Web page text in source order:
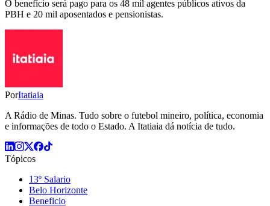
O benefício será pago para os 48 mil agentes públicos ativos da
PBH e 20 mil aposentados e pensionistas.
PorItatiaia
A Rádio de Minas. Tudo sobre o futebol mineiro, política, economia
e informações de todo o Estado. A Itatiaia dá notícia de tudo.
Tópicos
13º Salario
Belo Horizonte
Beneficio